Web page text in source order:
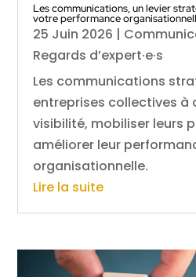
Les communications, un levier
votre performance
25 Juin 2026 |
Regards d’expert·e·s
Les communications
entreprises collectives à
visibilité, mobiliser leurs
améliorer leur
organisationnelle.
Lire la suite